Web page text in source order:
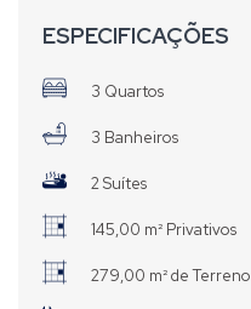
ESPECIFICAÇÕES
3 Quartos
3 Banheiros
2 Suítes
145,00 m² Privativos
279,00 m² de Terreno